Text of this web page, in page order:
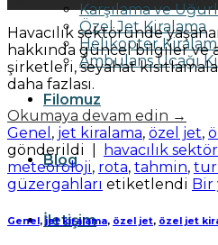
Karşılama ve
Özel Jet Kiralama
Helikopter
Ambulans Uçağı
Filomuz
Blog
İletişim
Havacılık sektöründe
hakkında güncel bilgiler ve
şirketleri, seyahat
daha fazlası.
Okumaya devam edin →
Genel , jet kiralama, özel jet,
gönderildi
havacılık
meteoroloji, rota, tahmin,
güzergahları etiketlendi Bir
Genel , jet kiralama, özel jet, özel jet